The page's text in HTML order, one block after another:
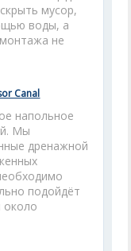
мусор,
воды, а
не
Canal
напольное
Мы
дренажной
подойдёт
около